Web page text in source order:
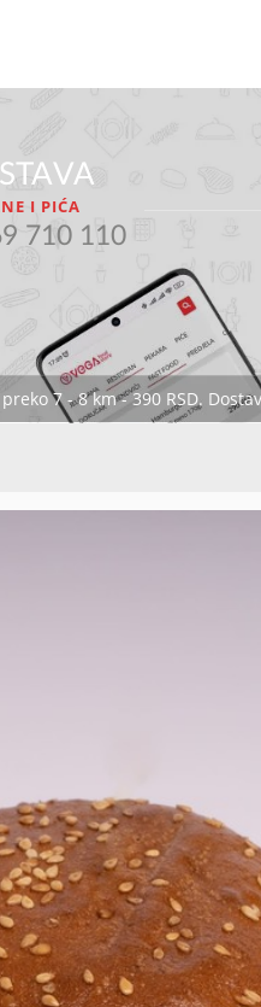
I PIĆA
710 110
7 - 8 km - 390 RSD.